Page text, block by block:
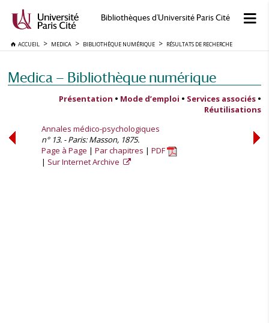
Bibliothèques d'Université Paris Cité
ACCUEIL MEDICA BIBLIOTHÈQUE NUMÉRIQUE RÉSULTATS DE RECHERCHE
Medica — Bibliothèque numérique
Présentation • Mode d’emploi • Services associés •
Réutilisations
Annales médico-psychologiques
n° 13. - Paris: Masson, 1875.
Page à Page
Par chapitres
PDF
Sur Internet Archive